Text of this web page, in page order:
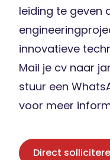
leiding te geven
innovatieve
Mail je cv naar
stuur een
voor meer
Direct